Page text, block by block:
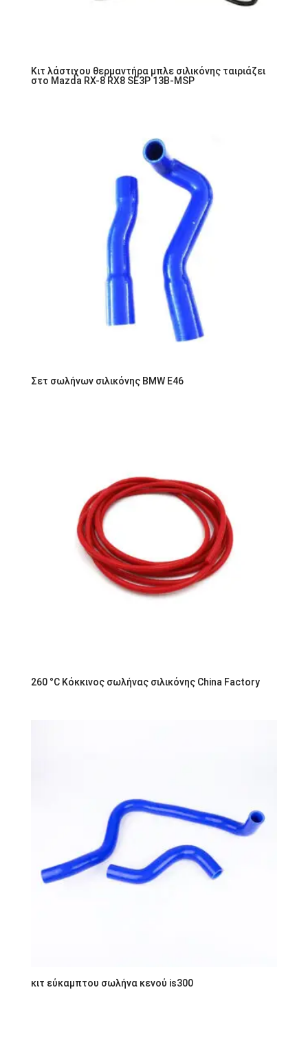
Κιτ λάστιχου θερμαντήρα μπλε σιλικόνης ταιριάζει
στο Mazda RX-8 RX8 SE3P 13B-MSP
Σετ σωλήνων σιλικόνης BMW E46
260 °C Κόκκινος σωλήνας σιλικόνης China Factory
κιτ εύκαμπτου σωλήνα κενού is300